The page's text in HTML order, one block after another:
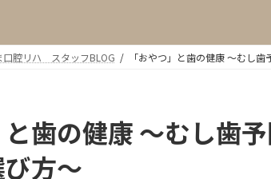
口腔リハ スタッフBLOG 「おやつ」と歯の健康 ～むし
と歯の健康 ～むし歯
方～